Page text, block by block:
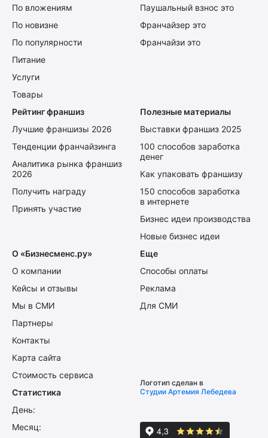
По вложениям
По новизне
По популярности
Питание
Услуги
Товары
Паушальный взнос это
Франчайзер это
Франчайзи это
Рейтинг франшиз
Лучшие франшизы 2026
Тенденции франчайзинга
Аналитика рынка франшиз
2026
Получить награду
Принять участие
Полезные материалы
Выставки франшиз 2025
100 способов заработка
денег
Как упаковать франшизу
150 способов заработка
в интернете
Бизнес идеи производства
Новые бизнес идеи
О «Бизнесменс.ру»
О компании
Кейсы и отзывы
Мы в СМИ
Партнеры
Контакты
Карта сайта
Стоимость сервиса
Еще
Способы оплаты
Реклама
Для СМИ
Статистика
День:
Месяц:
Логотип сделан в
Студии Артемия Лебедева